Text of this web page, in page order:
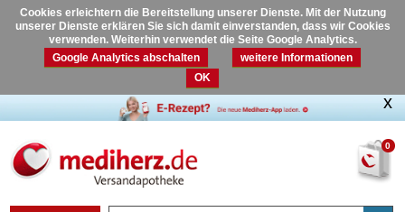
Cookies erleichtern die Bereitstellung unserer Dienste. Mit der Nutzung
unserer Dienste erklären Sie sich damit einverstanden, dass wir Cookies
verwenden. Weiterhin verwendet die Seite Google Analytics.
Google Analytics abschalten
weitere Informationen
OK
0